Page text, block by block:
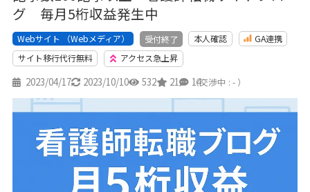
グ 毎月5桁収益発生中
Webサイト （Webメディア） 受付終了 本人確認
GA連携
サイト移行代行無料
アクセス急上昇
2023/04/17 2023/10/10 532 21 14
（交渉中 : - ）